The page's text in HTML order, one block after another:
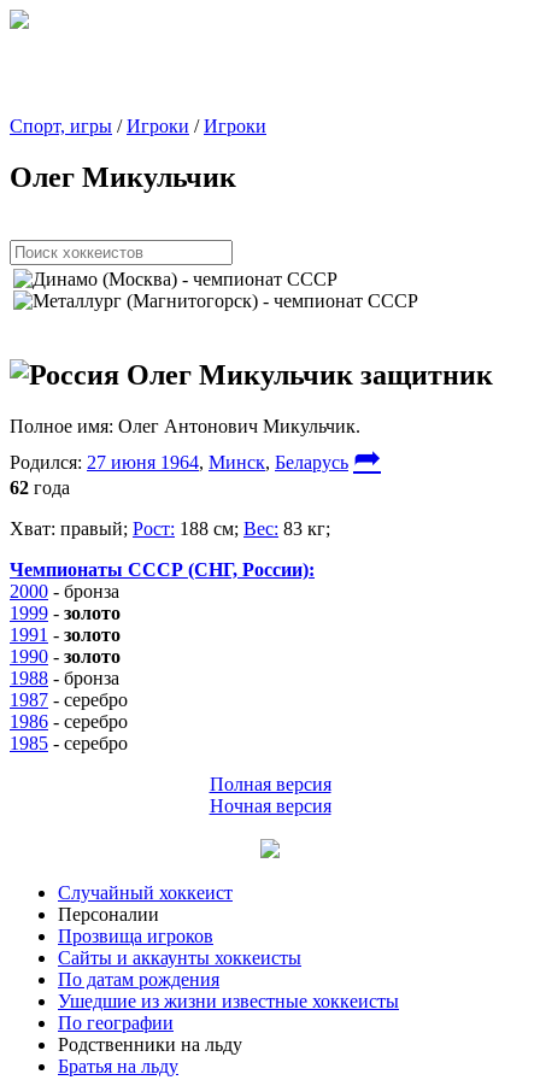
Спорт, игры /Игроки /Игроки
Олег Микульчик
Олег Микульчик защитник
Полное имя: Олег Антонович Микульчик.
Родился: 27 июня 1964, Минск, Беларусь ➦
62 года
Хват: правый; Рост: 188 см; Вес: 83 кг;
Чемпионаты СССР (СНГ, России):
2000 - бронза
1999 - золото
1991 - золото
1990 - золото
1988 - бронза
1987 - серебро
1986 - серебро
1985 - серебро
Полная версия
Ночная версия
Случайный хоккеист
Персоналии
Прозвища игроков
Сайты и аккаунты хоккеисты
По датам рождения
Ушедшие из жизни известные хоккеисты
По географии
Родственники на льду
Братья на льду